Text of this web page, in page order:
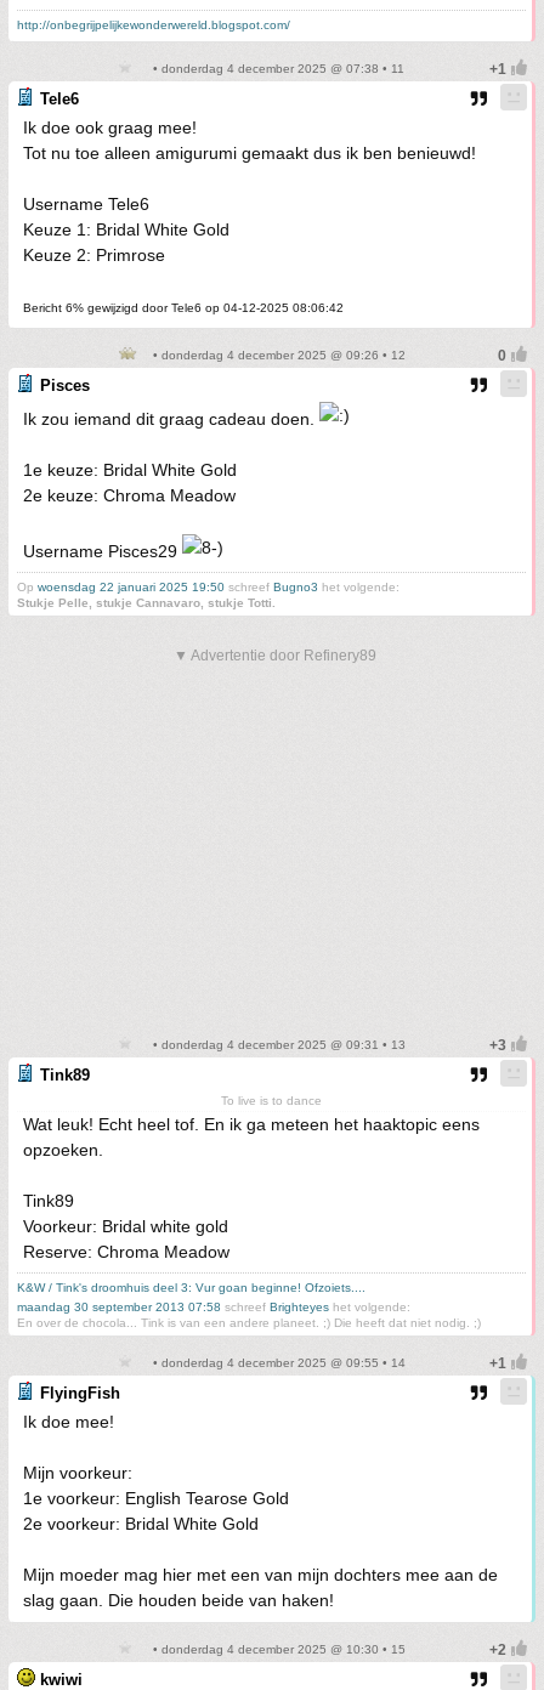
http://onbegrijpelijkewonderwereld.blogspot.com/
• donderdag 4 december 2025 @ 07:38 • 11
Tele6
Ik doe ook graag mee!
Tot nu toe alleen amigurumi gemaakt dus ik ben benieuwd!
Username Tele6
Keuze 1: Bridal White Gold
Keuze 2: Primrose
Bericht 6% gewijzigd door Tele6 op 04-12-2025 08:06:42
• donderdag 4 december 2025 @ 09:26 • 12
Pisces
Ik zou iemand dit graag cadeau doen.
1e keuze: Bridal White Gold
2e keuze: Chroma Meadow
Username Pisces29
Op woensdag 22 januari 2025 19:50 schreef Bugno3 het volgende:
Stukje Pelle, stukje Cannavaro, stukje Totti.
▼ Advertentie door Refinery89
• donderdag 4 december 2025 @ 09:31 • 13
Tink89
To live is to dance
Wat leuk! Echt heel tof. En ik ga meteen het haaktopic eens
opzoeken.
Tink89
Voorkeur: Bridal white gold
Reserve: Chroma Meadow
K&W / Tink's droomhuis deel 3: Vur goan beginne! Ofzoiets....
maandag 30 september 2013 07:58 schreef Brighteyes het volgende:
En over de chocola... Tink is van een andere planeet. ;) Die heeft dat niet nodig. ;)
• donderdag 4 december 2025 @ 09:55 • 14
FlyingFish
Ik doe mee!
Mijn voorkeur:
1e voorkeur: English Tearose Gold
2e voorkeur: Bridal White Gold
Mijn moeder mag hier met een van mijn dochters mee aan de
slag gaan. Die houden beide van haken!
• donderdag 4 december 2025 @ 10:30 • 15
kwiwi